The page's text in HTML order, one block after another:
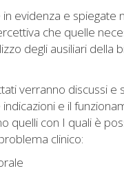
evidenza e spiegate
che quelle
degli ausiliari della
verranno discussi e
e il
quelli con I quali è
clinico: